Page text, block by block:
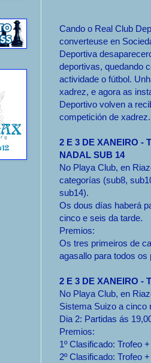
Cando o Real Club
converteuse en
Deportiva
deportivas, quedando
actividade o fútbol.
xadrez, e agora as
Deportivo volven a
competición de xadrez.
2 E 3 DE XANEIRO -
NADAL SUB 14
No Playa Club, en
categorías (sub8,
sub14).
Os dous días haberá
cinco e seis da tarde.
Premios:
Os tres primeiros de
agasallo para todos os
2 E 3 DE XANEIRO -
No Playa Club, en
Sistema Suizo a cinco
Dia 2: Partidas ás
Premios:
1º Clasificado: Trofeo
2º Clasificado: Trofeo